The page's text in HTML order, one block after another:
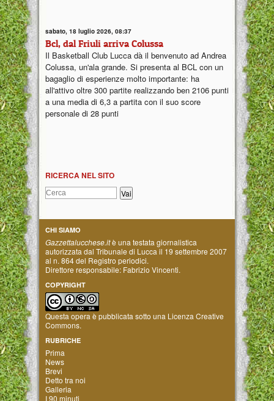
sabato, 18 luglio 2026, 08:37
Bcl, dal Friuli arriva Colussa
Il Basketball Club Lucca dà il benvenuto ad Andrea
Colussa, un'ala grande. Si presenta al BCL con un
bagaglio di esperienze molto importante: ha
all'attivo oltre 300 partite realizzando ben 2106 punti
a una media di 6,3 a partita con il suo score
personale di 28 punti
RICERCA NEL SITO
CHI SIAMO
Gazzettalucchese.itè una testata giornalistica
autorizzata dal Tribunale di Lucca il 19 settembre 2007
al n. 864 del Registro periodici.
Direttore responsabile: Fabrizio Vincenti.
COPYRIGHT
Questa opera è pubblicata sotto una Licenza Creative
Commons.
RUBRICHE
Prima
News
Brevi
Detto tra noi
Galleria
I 90 minuti